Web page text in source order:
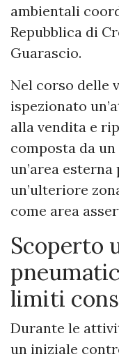
ambientali
Repubblica di
Guarascio.
Nel corso delle
ispezionato
alla vendita e
composta da
un’area
un’ulteriore
come area
Scoperto
limiti
Durante le
un iniziale